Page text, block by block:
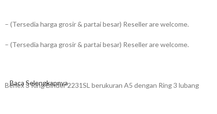
– (Tersedia harga grosir & partai besar) Reseller are welcome.
– (Tersedia harga grosir & partai besar) Reseller are welcome.
Benex 3 Ring Binder 2231SL berukuran A5 dengan Ring 3 lubang
Baca Selengkapnya